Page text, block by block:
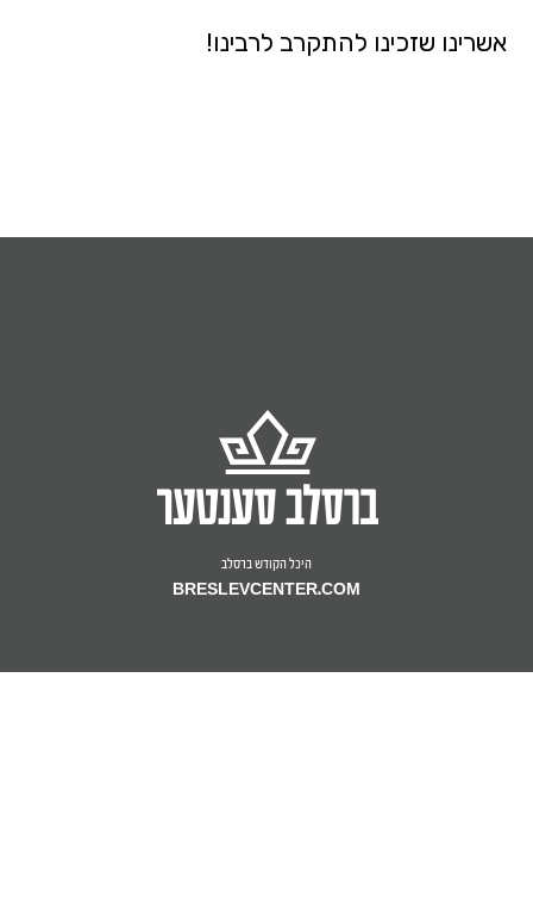
אשרינו שזכינו להתקרב לרבינו!
היכל הקודש ברסלב
BRESLEVCENTER.COM